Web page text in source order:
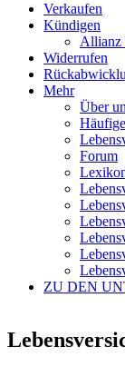
Verkaufen
Kündigen
Allianz
Widerrufen
Mehr
Über
Forum
ZU DEN